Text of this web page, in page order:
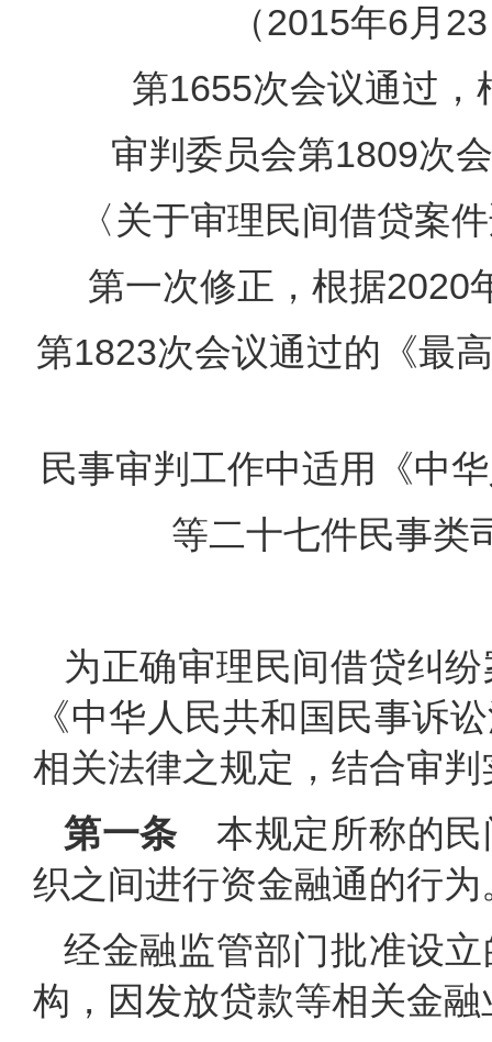
（2015年6月
第1655次会议通过
审判委员会第1809次
〈关于审理民间借贷案
第一次修正，根据2020
第1823次会议通过的《最
民事审判工作中适用《中
等二十七件民事类
为正确审理民间借贷纠
《中华人民共和国民事诉
相关法律之规定，结合审
第一条 本规定所称的民
织之间进行资金融通的行为
经金融监管部门批准设
构，因发放贷款等相关金